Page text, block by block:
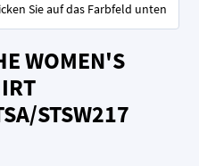
WOMEN'S
STSW217
Sie auf das Farbfeld unten